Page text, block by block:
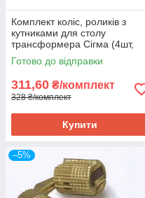
Комплект коліс, роликів з
кутниками для столу
трансформера Сігма (4шт,
Колеса для мебдів з
фіксаторами
Готово до відправки
311,60 ₴/комплект
328 ₴/комплект
Купити
–5%